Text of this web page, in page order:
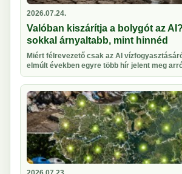
2026.07.24.
Valóban kiszárítja a bolygót az
sokkal árnyaltabb, mint hinnéd
Miért félrevezető csak az AI
elmúlt években egyre több hír jelent meg